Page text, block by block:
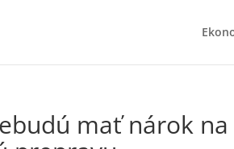
mať nárok na